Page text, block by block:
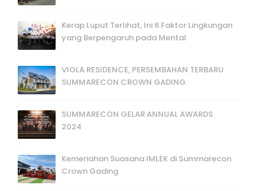
Kerap Luput Terlihat, Ini 6 Faktor Lingkungan
yang Berpengaruh pada Mental
VIOLA RESIDENCE, PERSEMBAHAN TERBARU
SUMMARECON CROWN GADING
SUMMARECON GELAR ANNUAL AWARDS
2024
Kemeriahan Suasana IMLEK di Summarecon
Crown Gading